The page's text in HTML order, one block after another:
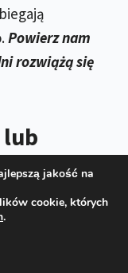
Powierz nam
rozwiążą się
lub
z
rolnej:
jakość na
cookie, których
.